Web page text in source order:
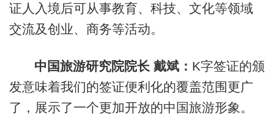
证人入境后可从事教育、科技、文化等领域
交流及创业、商务等活动。
中国旅游研究院院长 戴斌： K字签证的颁
发意味着我们的签证便利化的覆盖范围更广
了，展示了一个更加开放的中国旅游形象。